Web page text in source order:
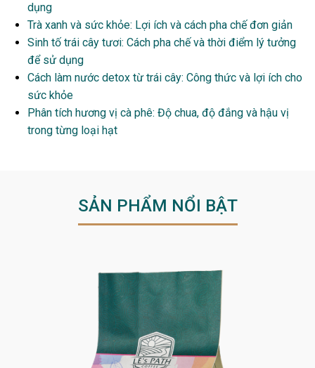
dụng
Trà xanh và sức khỏe: Lợi ích và cách pha chế đơn giản
Sinh tố trái cây tươi: Cách pha chế và thời điểm lý tưởng
để sử dụng
Cách làm nước detox từ trái cây: Công thức và lợi ích cho
sức khỏe
Phân tích hương vị cà phê: Độ chua, độ đắng và hậu vị
trong từng loại hạt
SẢN PHẨM NỔI BẬT